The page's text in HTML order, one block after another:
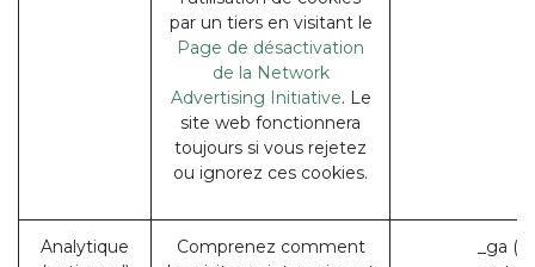
par un tiers en visitant le
Page de désactivation
de la Network
Advertising Initiative. Le
site web fonctionnera
toujours si vous rejetez
ou ignorez ces cookies.
Analytique
Comprenez comment
_ga